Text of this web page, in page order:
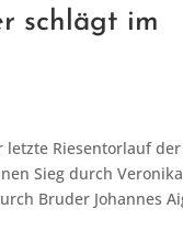
schlägt im
letzte Riesentorlauf
Sieg durch
Bruder Johannes